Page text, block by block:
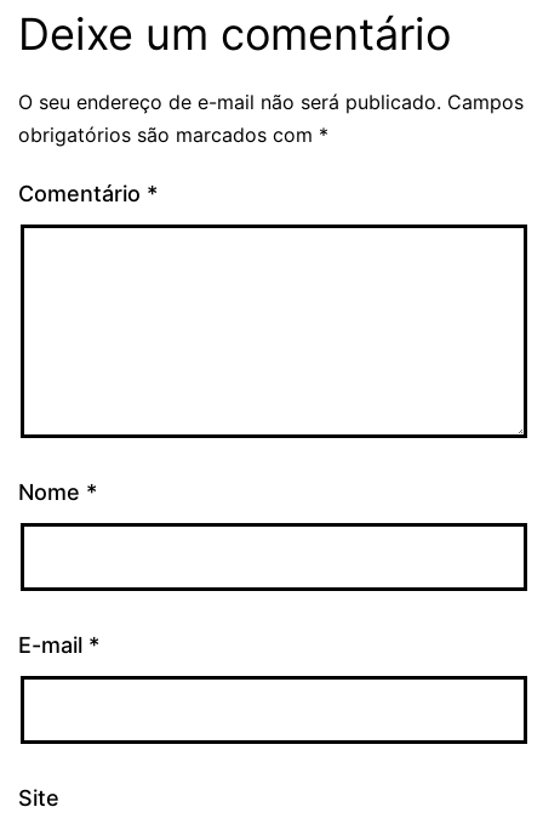
Deixe um comentário
O seu endereço de e-mail não será publicado. Campos
obrigatórios são marcados com *
Comentário *
Nome *
E-mail *
Site